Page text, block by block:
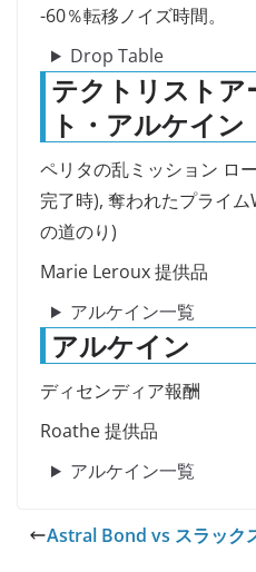
-60％転移ノイズ時間。
Drop Table
テクトリストア
ト・アルケイン
ペリタの乱ミッション ロ
完了時), 奪われたプライム
の道のり)
Marie Leroux 提供品
アルケイン一覧
アルケイン
ディセンディア報酬
Roathe 提供品
アルケイン一覧
Astral Bond vs スラック